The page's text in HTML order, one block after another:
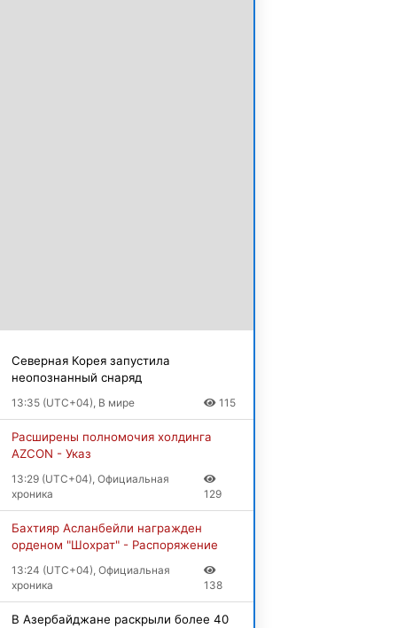
Северная Корея запустила
неопознанный снаряд
13:35 (UTC+04), В мире 115
Расширены полномочия холдинга
AZCON - Указ
13:29 (UTC+04), Официальная
хроника
129
Бахтияр Асланбейли награжден
орденом "Шохрат" - Распоряжение
13:24 (UTC+04), Официальная
хроника
138
В Азербайджане раскрыли более 40